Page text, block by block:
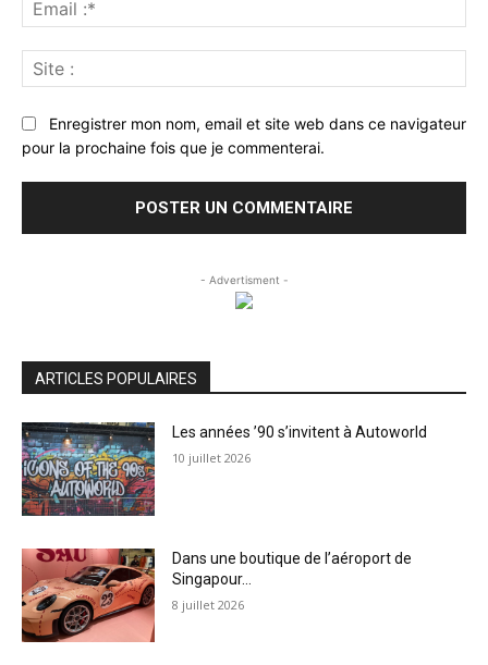
:*
:
Enregistrer mon nom, email et site web dans ce navigateur
pour la prochaine fois que je commenterai.
- Advertisment -
ARTICLES POPULAIRES
Les années ’90 s’invitent à Autoworld
10 juillet 2026
Dans une boutique de l’aéroport de
Singapour…
8 juillet 2026